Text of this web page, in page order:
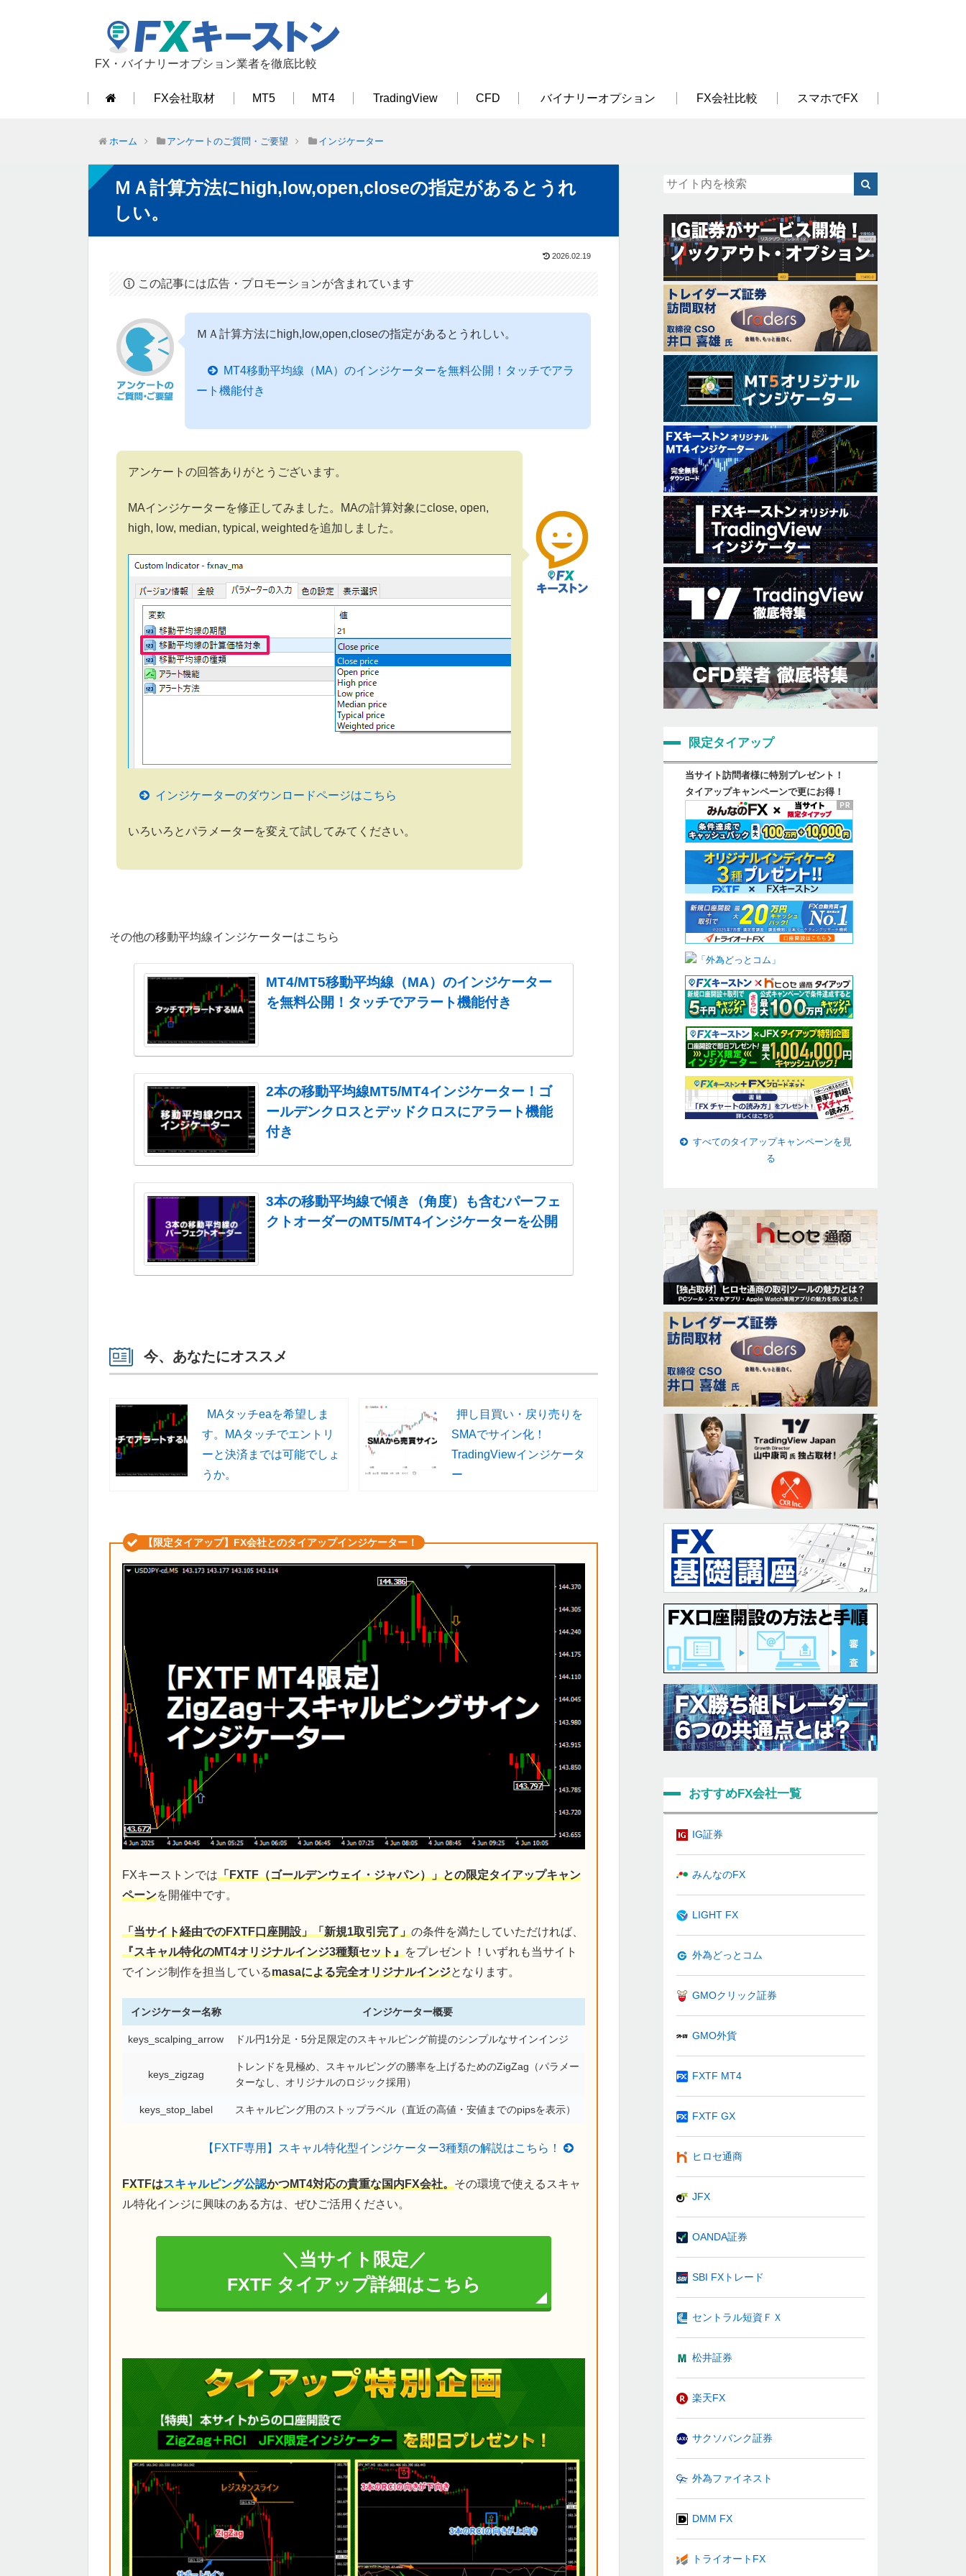
FX・バイナリーオプション業者を徹底比較
FX会社取材 MT5 MT4 TradingView CFD バイナリーオプション FX会社比較 スマホでFX
ホーム アンケートのご質問・ご要望 インジケーター
ＭＡ計算方法にhigh,low,open,closeの指定があるとうれ
しい。
2026.02.19
この記事には広告・プロモーションが含まれています
ＭＡ計算方法にhigh,low,open,closeの指定があるとうれしい。
MT4移動平均線（MA）のインジケーターを無料公開！タッチでアラ
ート機能付き
アンケートの回答ありがとうございます。
MAインジケーターを修正してみました。MAの計算対象にclose, open,
high, low, median, typical, weightedを追加しました。
インジケーターのダウンロードページはこちら
いろいろとパラメーターを変えて試してみてください。
その他の移動平均線インジケーターはこちら
MT4/MT5移動平均線（MA）のインジケーター
を無料公開！タッチでアラート機能付き
2本の移動平均線MT5/MT4インジケーター！ゴ
ールデンクロスとデッドクロスにアラート機能
付き
3本の移動平均線で傾き（角度）も含むパーフェ
クトオーダーのMT5/MT4インジケーターを公開
今、あなたにオススメ
MAタッチeaを希望しま
す。MAタッチでエントリ
ーと決済までは可能でしょ
うか。
押し目買い・戻り売りを
SMAでサイン化！
TradingViewインジケータ
ー
【限定タイアップ】FX会社とのタイアップインジケーター！
FXキーストンでは「FXTF（ゴールデンウェイ・ジャパン）」との限定タイアップキャン
ペーンを開催中です。
「当サイト経由でのFXTF口座開設」「新規1取引完了」の条件を満たしていただければ、
『スキャル特化のMT4オリジナルインジ3種類セット』をプレゼント！いずれも当サイト
でインジ制作を担当しているmasaによる完全オリジナルインジとなります。
インジケーター名称 インジケーター概要
keys_scalping_arrow ドル円1分足・5分足限定のスキャルピング前提のシンプルなサインインジ
keys_zigzag
トレンドを見極め、スキャルピングの勝率を上げるためのZigZag（パラメー
ターなし、オリジナルのロジック採用）
keys_stop_label スキャルピング用のストップラベル（直近の高値・安値までのpipsを表示）
【FXTF専用】スキャル特化型インジケーター3種類の解説はこちら！
FXTFはスキャルピング公認かつMT4対応の貴重な国内FX会社。その環境で使えるスキャ
ル特化インジに興味のある方は、ぜひご活用ください。
＼当サイト限定／
FXTF タイアップ詳細はこちら
限定タイアップ
当サイト訪問者様に特別プレゼント！
タイアップキャンペーンで更にお得！
すべてのタイアップキャンペーンを見
る
おすすめFX会社一覧
IG証券
みんなのFX
LIGHT FX
外為どっとコム
GMOクリック証券
GMO外貨
FXTF MT4
FXTF GX
ヒロセ通商
JFX
OANDA証券
SBI FXトレード
セントラル短資ＦＸ
松井証券
楽天FX
サクソバンク証券
外為ファイネスト
DMM FX
トライオートFX